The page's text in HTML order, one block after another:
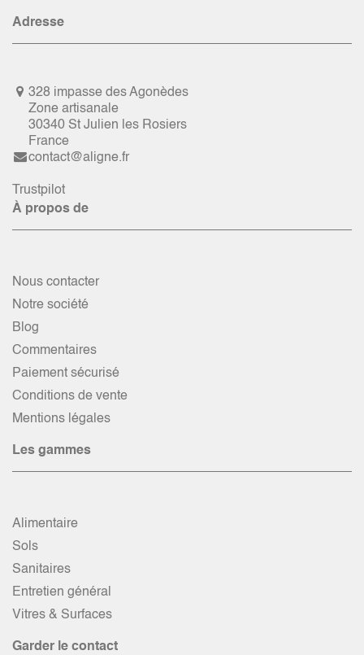
Adresse
328 impasse des Agonèdes
Zone artisanale
30340 St Julien les Rosiers
France
contact@aligne.fr
Trustpilot
À propos de
Nous contacter
Notre société
Blog
Commentaires
Paiement sécurisé
Conditions de vente
Mentions légales
Les gammes
Alimentaire
Sols
Sanitaires
Entretien général
Vitres & Surfaces
Garder le contact